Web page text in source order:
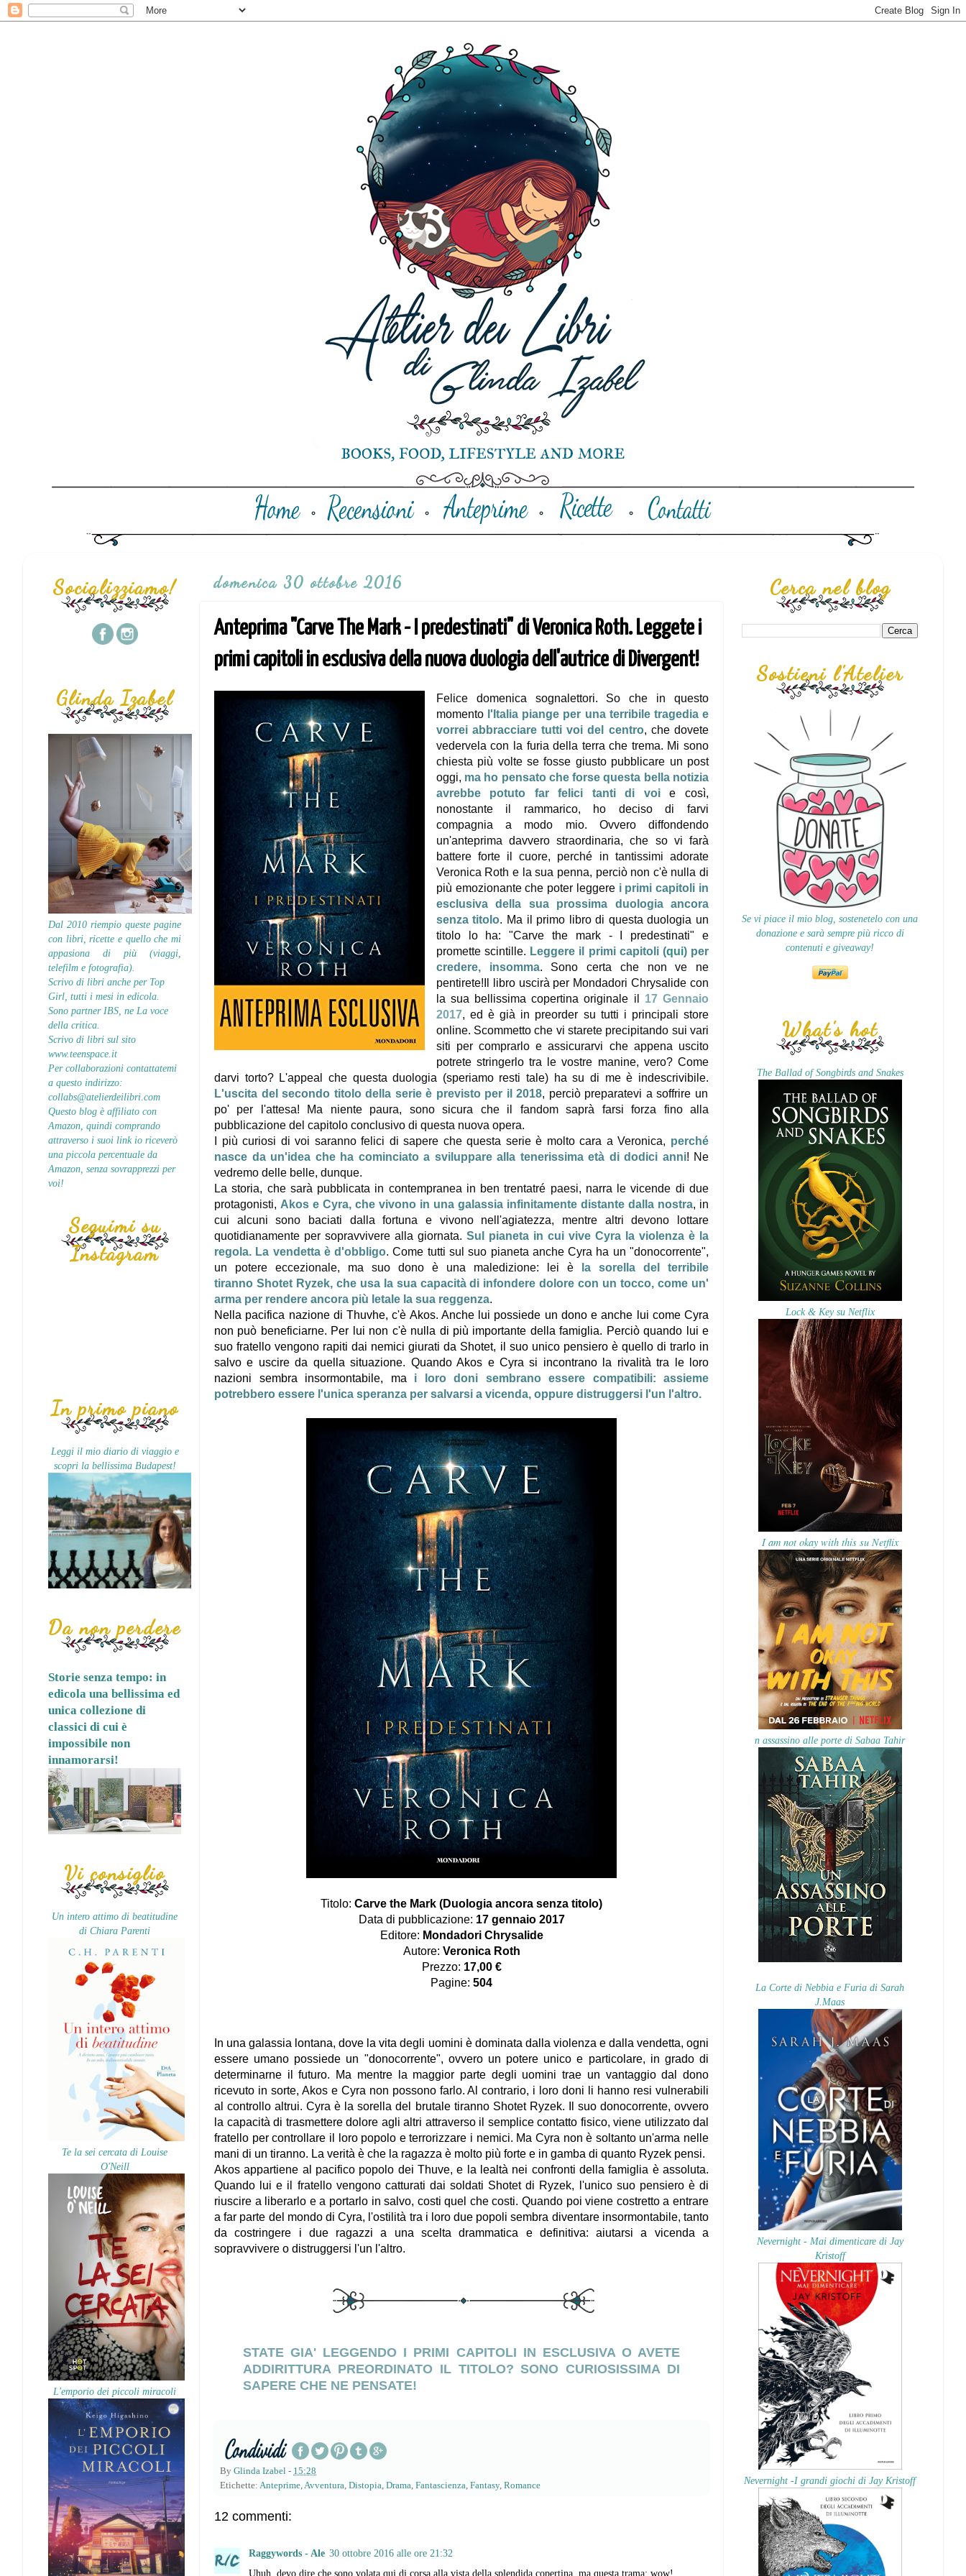
domenica 30 ottobre 2016
Anteprima "Carve The Mark - I predestinati" di Veronica Roth. Leggete i
primi capitoli in esclusiva della nuova duologia dell'autrice di Divergent!
Felice domenica sognalettori. So che in questo
momento l'Italia piange per una terribile tragedia e
vorrei abbracciare tutti voi del centro, che dovete
vedervela con la furia della terra che trema. Mi sono
chiesta più volte se fosse giusto pubblicare un post
oggi, ma ho pensato che forse questa bella notizia
avrebbe potuto far felici tanti di voie così,
nonostante il rammarico, ho deciso di farvi
compagnia a modo mio. Ovvero diffondendo
un'anteprima davvero straordinaria, che so vi farà
battere forte il cuore, perché in tantissimi adorate
Veronica Roth e la sua penna, perciò non c'è nulla di
più emozionante che poter leggere i primi capitoli in
esclusiva della sua prossima duologia ancora
senza titolo. Ma il primo libro di questa duologia un
titolo lo ha: "Carve the mark - I predestinati" e
promette scintille. Leggere il primi capitoli (qui) per
credere, insomma. Sono certa che non ve ne
pentirete! Il libro uscirà per Mondadori Chrysalide con
la sua bellissima copertina originale il 17 Gennaio
2017, ed è già in preorder su tutti i principali store
online. Scommetto che vi starete precipitando sui vari
siti per comprarlo e assicurarvi che appena uscito
potrete stringerlo tra le vostre manine, vero? Come
darvi torto? L'appeal che questa duologia (speriamo resti tale) ha su di me è indescrivibile.
L'uscita del secondo titolo della serie è previsto per il 2018, perciò preparatevi a soffrire un
po' per l'attesa! Ma niente paura, sono sicura che il fandom saprà farsi forza fino alla
pubblicazione del capitolo conclusivo di questa nuova opera.
I più curiosi di voi saranno felici di sapere che questa serie è molto cara a Veronica, perché
nasce da un'idea che ha cominciato a sviluppare alla tenerissima età di dodici anni! Ne
vedremo delle belle, dunque.
La storia, che sarà pubblicata in contempranea in ben trentatré paesi, narra le vicende di due
protagonisti, Akos e Cyra, che vivono in una galassia infinitamente distante dalla nostra, in
cui alcuni sono baciati dalla fortuna e vivono nell'agiatezza, mentre altri devono lottare
quotidianamente per sopravvivere alla giornata. Sul pianeta in cui vive Cyra la violenza è la
regola. La vendetta è d'obbligo. Come tutti sul suo pianeta anche Cyra ha un "donocorrente",
un potere eccezionale, ma suo dono è una maledizione: lei è
la sorella del terribile
tiranno Shotet Ryzek, che usa la sua capacità di infondere dolore con un tocco, come un'
arma per rendere ancora più letale la sua reggenza.
Nella pacifica nazione di Thuvhe, c'è Akos. Anche lui possiede un dono e anche lui come Cyra
non può beneficiarne. Per lui non c'è nulla di più importante della famiglia. Perciò quando lui e
suo fratello vengono rapiti dai nemici giurati da Shotet, il suo unico pensiero è quello di trarlo in
salvo e uscire da quella situazione. Quando Akos e Cyra si incontrano la rivalità tra le loro
nazioni sembra insormontabile, ma
i loro doni sembrano essere compatibili: assieme
potrebbero essere l'unica speranza per salvarsi a vicenda, oppure distruggersi l'un l'altro.
Titolo: Carve the Mark (Duologia ancora senza titolo)
Data di pubblicazione: 17 gennaio 2017
Editore: Mondadori Chrysalide
Autore: Veronica Roth
Prezzo: 17,00 €
Pagine: 504
In una galassia lontana, dove la vita degli uomini è dominata dalla violenza e dalla vendetta, ogni
essere umano possiede un "donocorrente", ovvero un potere unico e particolare, in grado di
determinarne il futuro. Ma mentre la maggior parte degli uomini trae un vantaggio dal dono
ricevuto in sorte, Akos e Cyra non possono farlo. Al contrario, i loro doni li hanno resi vulnerabili
al controllo altrui. Cyra è la sorella del brutale tiranno Shotet Ryzek. Il suo donocorrente, ovvero
la capacità di trasmettere dolore agli altri attraverso il semplice contatto fisico, viene utilizzato dal
fratello per controllare il loro popolo e terrorizzare i nemici. Ma Cyra non è soltanto un'arma nelle
mani di un tiranno. La verità è che la ragazza è molto più forte e in gamba di quanto Ryzek pensi.
Akos appartiene al pacifico popolo dei Thuve, e la lealtà nei confronti della famiglia è assoluta.
Quando lui e il fratello vengono catturati dai soldati Shotet di Ryzek, l'unico suo pensiero è di
riuscire a liberarlo e a portarlo in salvo, costi quel che costi. Quando poi viene costretto a entrare
a far parte del mondo di Cyra, l'ostilità tra i loro due popoli sembra diventare insormontabile, tanto
da costringere i due ragazzi a una scelta drammatica e definitiva: aiutarsi a vicenda a
sopravvivere o distruggersi l'un l'altro.
STATE GIA' LEGGENDO I PRIMI CAPITOLI IN ESCLUSIVA O AVETE
ADDIRITTURA PREORDINATO IL TITOLO? SONO CURIOSISSIMA DI
SAPERE CHE NE PENSATE!
By Glinda Izabel - 15:28
Etichette: Anteprime,Avventura, Distopia, Drama, Fantascienza, Fantasy, Romance
12 commenti:
Raggywords - Ale 30 ottobre 2016 alle ore 21:32
Uhuh, devo dire che sono volata qui di corsa alla vista della splendida copertina, ma questa trama: wow!
Socializziamo!
Glinda Izabel
Dal 2010 riempio queste pagine
con libri, ricette e quello che mi
appasiona di più (viaggi,
telefilm e fotografia).
Scrivo di libri anche per Top
Girl, tutti i mesi in edicola.
Sono partner IBS, ne La voce
della critica.
Scrivo di libri sul sito
www.teenspace.it
Per collaborazioni contattatemi
a questo indirizzo:
collabs@atelierdeilibri.com
Questo blog è affiliato con
Amazon, quindi comprando
attraverso i suoi link io riceverò
una piccola percentuale da
Amazon, senza sovrapprezzi per
voi!
Seguimi su
Instagram
In primo piano
Leggi il mio diario di viaggio e
scopri la bellissima Budapest!
Da non perdere
Storie senza tempo: in
edicola una bellissima ed
unica collezione di
classici di cui è
impossibile non
innamorarsi!
Vi consiglio
Un intero attimo di beatitudine
di Chiara Parenti
Te la sei cercata di Louise
O'Neill
L'emporio dei piccoli miracoli
Cerca nel blog
Sostieni l'Atelier
Se vi piace il mio blog, sostenetelo con una
donazione e sarà sempre più ricco di
contenuti e giveaway!
What's hot
The Ballad of Songbirds and Snakes
Lock & Key su Netflix
I am not okay with this su Netflix
n assassino alle porte di Sabaa Tahir
La Corte di Nebbia e Furia di Sarah
J.Maas
Nevernight - Mai dimenticare di Jay
Kristoff
Nevernight -I grandi giochi di Jay Kristoff